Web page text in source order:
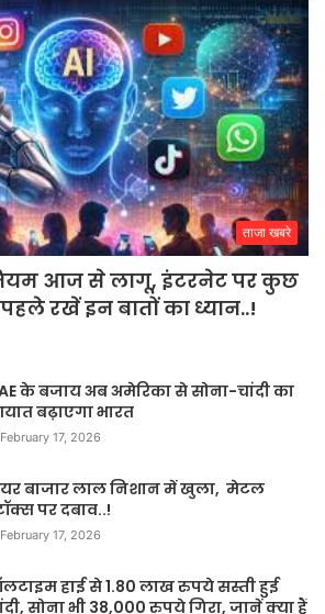
ताजा खबरे
आज से लागू, इंटरनेट पर कुछ
रखें इन बातों का ध्यान..!
के बजाय अब अमेरिका से सोना-चांदी का
बढ़ाएगा भारत
February 17, 2026
बाजार लाल निशान में खुला, मेटल
पर दबाव..!
February 17, 2026
हाई से 1.80 लाख रुपये सस्ती हुई
सोना भी 38,000 रुपये गिरा, जानें क्या हैं